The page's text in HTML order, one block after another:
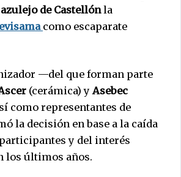
azulejo de Castellónla
como escaparate
—del que forman parte
(cerámica) yAsebec
como representantes de
la decisión en base a la caída
y del interés
los últimos años.